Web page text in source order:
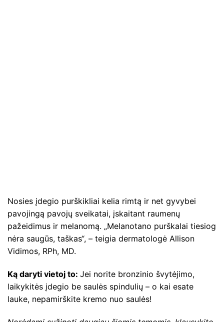
Nosies įdegio purškikliai kelia rimtą ir net gyvybei
pavojingą pavojų sveikatai, įskaitant raumenų
pažeidimus ir melanomą. „Melanotano purškalai tiesiog
nėra saugūs, taškas“, – teigia dermatologė Allison
Vidimos, RPh, MD.
Ką daryti vietoj to: Jei norite bronzinio švytėjimo,
laikykitės įdegio be saulės spindulių – o kai esate
lauke, nepamirškite kremo nuo saulės!